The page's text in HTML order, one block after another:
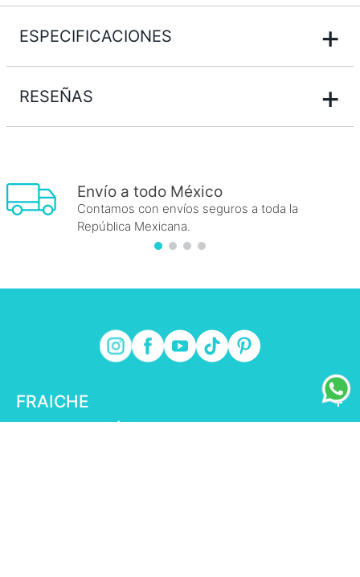
ESPECIFICACIONES +
RESEÑAS +
Envío a todo México
Contamos con envíos seguros a toda la
República Mexicana.
FRAICHE
+